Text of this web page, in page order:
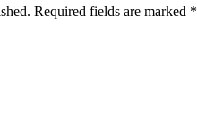
Required fields are marked *